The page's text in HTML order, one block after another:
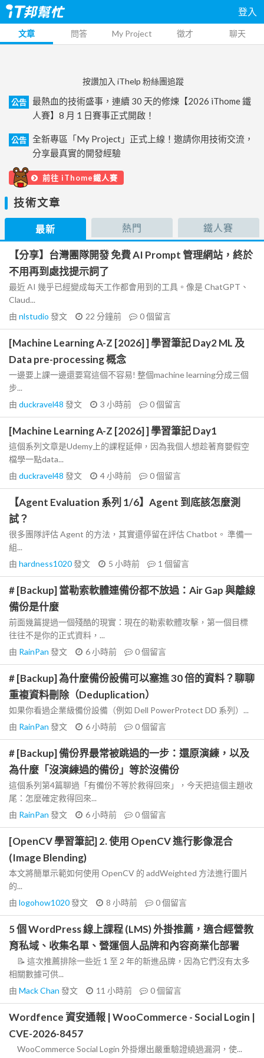
登入
文章 問答 My Project 徵才 聊天
按讚加入 iThelp 粉絲團追蹤
公告
最熱血的技術盛事，連續 30 天的修煉【2026 iThome 鐵
人賽】8 月 1 日賽事正式開啟！
公告
全新專區「My Project」正式上線！邀請你用技術交流，
分享最真實的開發經驗
前往 iThome鐵人賽
技術文章
最新 熱門 鐵人賽
【分享】台灣團隊開發 免費 AI Prompt 管理網站，終於
不用再到處找提示詞了
最近 AI 幾乎已經變成每天工作都會用到的工具。像是 ChatGPT、
Claud...
由 nlstudio 發文 22 分鐘前 0個留言
[Machine Learning A-Z [2026] ] 學習筆記 Day2 ML 及
Data pre-processing 概念
一邊要上課一邊還要寫這個不容易! 整個machine learning分成三個
步...
由 duckravel48 發文 3 小時前 0個留言
[Machine Learning A-Z [2026] ] 學習筆記 Day1
這個系列文章是Udemy上的課程延伸，因為我個人想趁著育嬰假空
檔學一點data...
由 duckravel48 發文 4 小時前 0個留言
【Agent Evaluation 系列 1/6】Agent 到底該怎麼測
試？
很多團隊評估 Agent 的方法，其實還停留在評估 Chatbot。 準備一
組...
由 hardness1020發文 5 小時前 1 個留言
# [Backup] 當勒索軟體連備份都不放過：Air Gap 與離線
備份是什麼
前面幾篇提過一個殘酷的現實：現在的勒索軟體攻擊，第一個目標
往往不是你的正式資料，...
由 RainPan 發文 6 小時前 0個留言
# [Backup] 為什麼備份設備可以塞進 30 倍的資料？聊聊
重複資料刪除（Deduplication）
如果你看過企業級備份設備（例如 Dell PowerProtect DD 系列）...
由 RainPan 發文 6 小時前 0個留言
# [Backup] 備份界最常被跳過的一步：還原演練，以及
為什麼「沒演練過的備份」等於沒備份
這個系列第4篇聊過「有備份不等於救得回來」，今天把這個主題收
尾：怎麼確定救得回來...
由 RainPan 發文 6 小時前 0個留言
[OpenCV 學習筆記] 2. 使用 OpenCV 進行影像混合
(Image Blending)
本文將簡單示範如何使用 OpenCV 的 addWeighted 方法進行圖片
的...
由 logohow1020發文 8 小時前 0個留言
5 個 WordPress 線上課程 (LMS) 外掛推薦，適合經營教
育私域、收集名單、營運個人品牌和內容商業化部署
📝 這次推薦排除一些近 1 至 2 年的新進品牌，因為它們沒有太多
相關數據可供...
由 Mack Chan 發文 11 小時前 0個留言
Wordfence 資安通報 | WooCommerce - Social Login |
CVE-2026-8457
WooCommerce Social Login 外掛爆出嚴重驗證繞過漏洞，使...